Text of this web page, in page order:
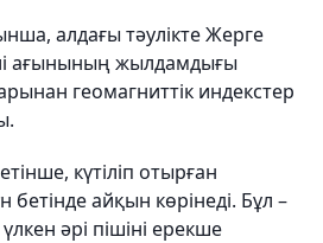
алдағы тәулікте Жерге
ағынының жылдамдығы
геомагниттік индекстер
күтіліп отырған
бетінде айқын көрінеді. Бұл –
әрі пішіні ерекше